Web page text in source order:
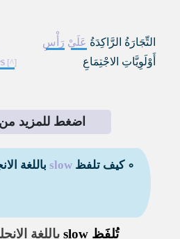
التِّجَارَةُ الرَّاكِدَةُ عَلَىْ رَأْسِ
أَوْلَوِيَّاتِ الاجْتِمَاعِ
اضغط للمزيد من
∘ كيف تلفظslow باللغة
تُلفَظ slow باللغة